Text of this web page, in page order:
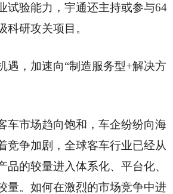
试验能力，宇通还主持或参与64
科研攻关项目。
遇，加速向“制造服务型+解决方
车市场趋向饱和，车企纷纷向海
竞争加剧，全球客车行业已经从
品的较量进入体系化、 平台化、
量。如何在激烈的市场竞争中进